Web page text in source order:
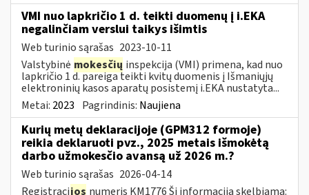
VMI nuo lapkričio 1 d. teikti duomenų į i.EKA
negalinčiam verslui taikys išimtis
Web turinio sąrašas 2023-10-11
Valstybinė mokesčių inspekcija (VMI) primena, kad nuo
lapkričio 1 d. pareiga teikti kvitų duomenis į Išmaniųjų
elektroninių kasos aparatų posistemį i.EKA nustatyta...
Metai: 2023 Pagrindinis: Naujiena
Kurių metų deklaracijoje (GPM312 formoje)
reikia deklaruoti pvz., 2025 metais išmokėtą
darbo užmokesčio avansą už 2026 m.?
Web turinio sąrašas 2026-04-14
Registracijos numeris KM1776 Ši informacija skelbiama: